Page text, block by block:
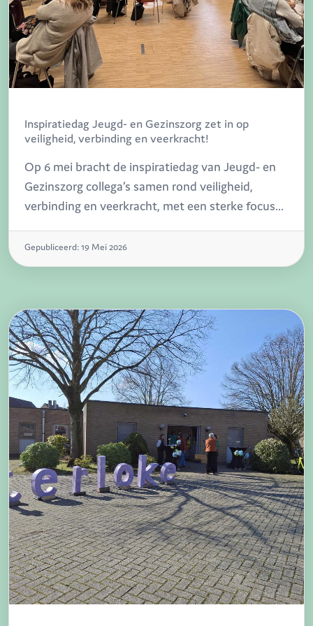
Inspiratiedag Jeugd- en Gezinszorg zet in op
veiligheid, verbinding en veerkracht!
Op 6 mei bracht de inspiratiedag van Jeugd- en
Gezinszorg collega’s samen rond veiligheid,
verbinding en veerkracht, met een sterke focus
werd een energieke dag vol inspiratie,
ontmoeting en trots op wat al leeft binnen de
Gepubliceerd: 19 Mei 2026